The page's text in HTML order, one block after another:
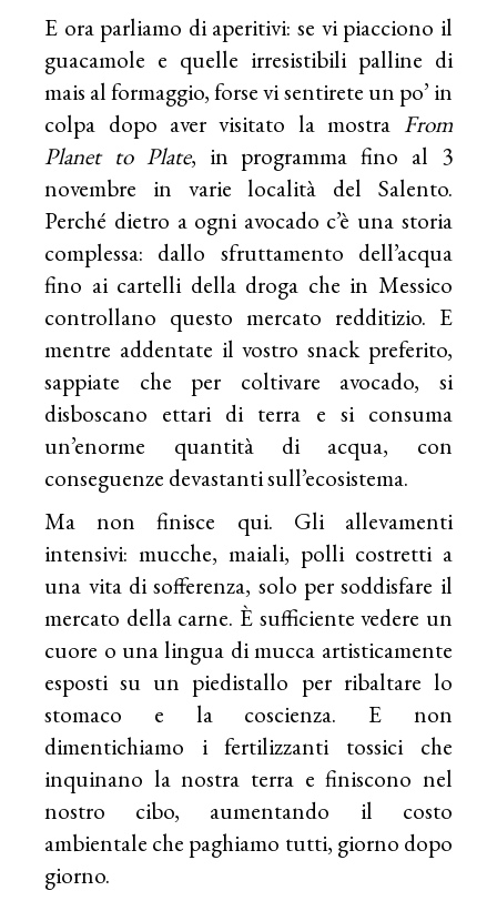
E ora parliamo di aperitivi: se vi piacciono il
guacamole e quelle irresistibili palline di
mais al formaggio, forse vi sentirete un po’ in
colpa dopo aver visitato la mostra From
Planet to Plate, in programma fino al 3
novembre in varie località del Salento.
Perché dietro a ogni avocado c’è una storia
complessa: dallo sfruttamento dell’acqua
fino ai cartelli della droga che in Messico
controllano questo mercato redditizio. E
mentre addentate il vostro snack preferito,
sappiate che per coltivare avocado, si
disboscano ettari di terra e si consuma
un’enorme quantità di acqua, con
conseguenze devastanti sull’ecosistema.
Ma non finisce qui. Gli allevamenti
intensivi: mucche, maiali, polli costretti a
una vita di sofferenza, solo per soddisfare il
mercato della carne. È sufficiente vedere un
cuore o una lingua di mucca artisticamente
esposti su un piedistallo per ribaltare lo
stomaco e la coscienza. E non
dimentichiamo i fertilizzanti tossici che
inquinano la nostra terra e finiscono nel
nostro cibo, aumentando il costo
ambientale che paghiamo tutti, giorno dopo
giorno.